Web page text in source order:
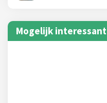
Mogelijk interessant